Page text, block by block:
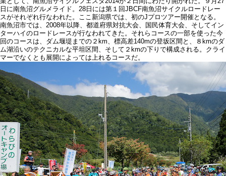
日に南魚沼グルメライド。28日には第１回JBCF南魚沼サイクルロードレー
スがそれぞれ行なわれた。ここ新潟県では、初のJプロツアー開催となる。
南魚沼市では、2008年以降、都道府県対抗大会、国民体育大会、そしてイン
ターハイのロードレースが行なわれてきた。それらコースの一部を使った今
回のコースは、ダム堰堤までの２km、標高差140mの登坂区間と、８kmのダ
ム湖沿いのテクニカルな平坦区間、そして２kmの下りで構成される。クライ
マーでなくとも展開によっては上れるコースだ。